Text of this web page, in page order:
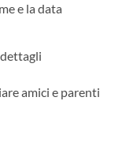
e la data
amici e parenti